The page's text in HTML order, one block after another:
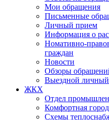
Мои обращения
Письменные
Личный прием
Информация о
Номативно-
граждан
Новости
Обзоры
Выездной
ЖКХ
Отдел
Комфортная
Схемы